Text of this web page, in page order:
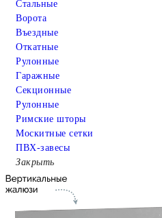
Стальные
Ворота
Въездные
Откатные
Рулонные
Гаражные
Cекционные
Рулонные
Римские шторы
Москитные сетки
ПВХ-завесы
Закрыть